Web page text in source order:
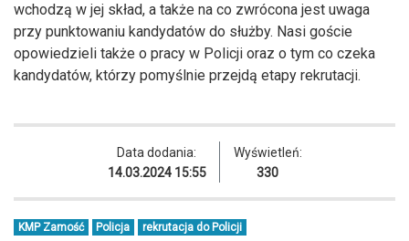
wchodzą w jej skład, a także na co zwrócona jest uwaga
przy punktowaniu kandydatów do służby. Nasi goście
opowiedzieli także o pracy w Policji oraz o tym co czeka
kandydatów, którzy pomyślnie przejdą etapy rekrutacji.
Data dodania:
14.03.2024 15:55
Wyświetleń:
330
KMP Zamość Policja rekrutacja do Policji